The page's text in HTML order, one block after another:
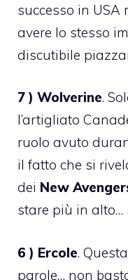
successo in USA
avere lo stesso
discutibile
7 ) Wolverine.
l’artigliato
ruolo avuto
il fatto che si
dei New
stare più in alto…
6 ) Ercole.
parole… non